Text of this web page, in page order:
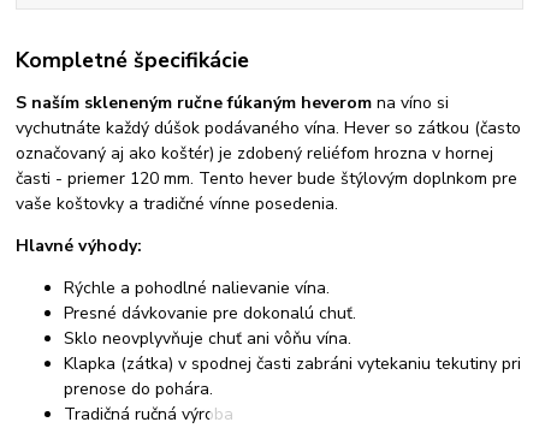
Kompletné špecifikácie
S naším skleneným ručne fúkaným heveromna víno si
vychutnáte každý dúšok podávaného vína. Hever so zátkou (často
označovaný aj ako koštér) je zdobený reliéfom hrozna v hornej
časti - priemer 120 mm. Tento hever bude štýlovým doplnkom pre
vaše koštovky a tradičné vínne posedenia.
Hlavné výhody:
Rýchle a pohodlné nalievanie vína.
Presné dávkovanie pre dokonalú chuť.
Sklo neovplyvňuje chuť ani vôňu vína.
Klapka (zátka) v spodnej časti zabráni vytekaniu tekutiny pri
prenose do pohára.
Tradičná ručná výroba